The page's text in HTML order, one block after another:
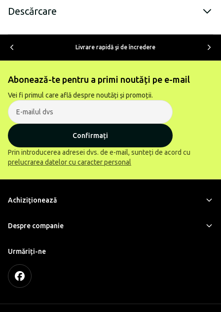
Descărcare
Livrare rapidă şi de încredere
Abonează-te pentru a primi noutăți pe e-mail
Vei fi primul care află despre noutăți și promoții.
Confirmați
Prin introducerea adresei dvs. de e-mail, sunteți de acord cu
prelucrarea datelor cu caracter personal
Achiziţionează
Despre companie
Urmăriți-ne